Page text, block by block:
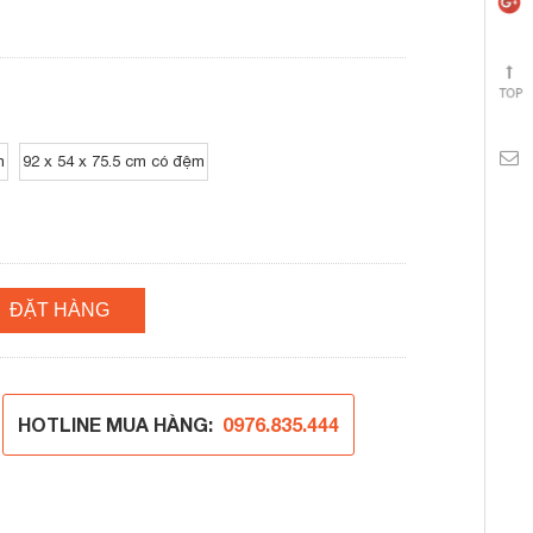
92 x 54 x 75.5 cm có đệm
ĐẶT HÀNG
HOTLINE MUA HÀNG:0976.835.444